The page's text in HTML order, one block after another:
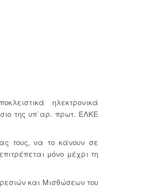
ηλεκτρονικά
της υπ΄αρ. πρωτ. ΕΛΚΕ
τους, να το κάνουν σε
μόνο μέχρι τη
και Μισθώσεων του